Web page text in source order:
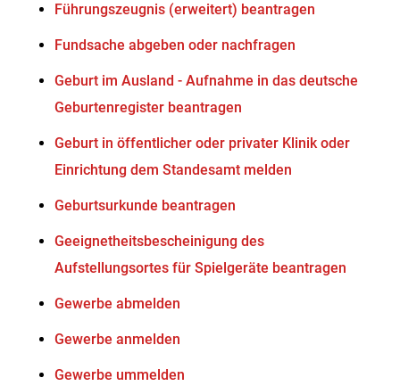
Führungszeugnis (erweitert) beantragen
Fundsache abgeben oder nachfragen
Geburt im Ausland - Aufnahme in das deutsche
Geburtenregister beantragen
Geburt in öffentlicher oder privater Klinik oder
Einrichtung dem Standesamt melden
Geburtsurkunde beantragen
Geeignetheitsbescheinigung des
Aufstellungsortes für Spielgeräte beantragen
Gewerbe abmelden
Gewerbe anmelden
Gewerbe ummelden